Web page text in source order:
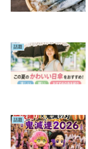
話題
話題